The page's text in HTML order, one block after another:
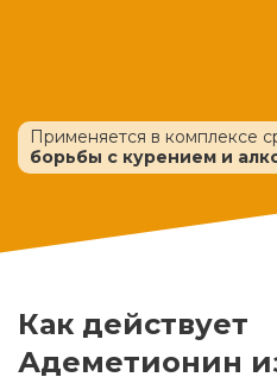
Применяется в комплексе
борьбы с курением и
Как действует
Адеметионин